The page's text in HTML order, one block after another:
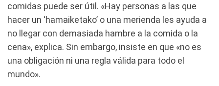
comidas puede ser útil. «Hay personas a las que
hacer un ‘hamaiketako’ o una merienda les ayuda a
no llegar con demasiada hambre a la comida o la
cena», explica. Sin embargo, insiste en que «no es
una obligación ni una regla válida para todo el
mundo».